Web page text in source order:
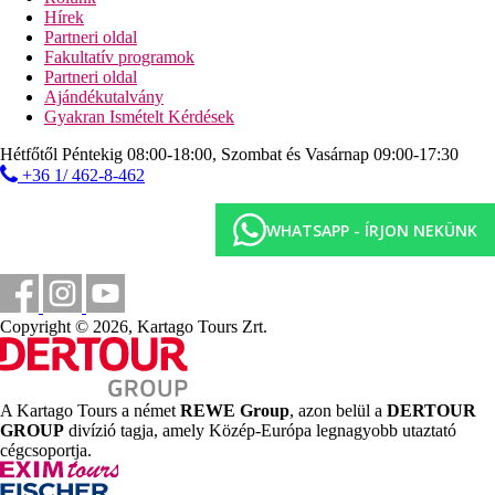
Képgaléria
Hírek
Partneri oldal
Fakultatív programok
Partneri oldal
Ajándékutalvány
Gyakran Ismételt Kérdések
Hétfőtől Péntekig 08:00-18:00, Szombat és Vasárnap 09:00-17:30
+36 1/ 462-8-462
WHATSAPP - ÍRJON NEKÜNK
Copyright © 2026, Kartago Tours Zrt.
A Kartago Tours a német REWE Group, azon belül a DERTOUR
GROUP divízió tagja, amely Közép-Európa legnagyobb utaztató
cégcsoportja.